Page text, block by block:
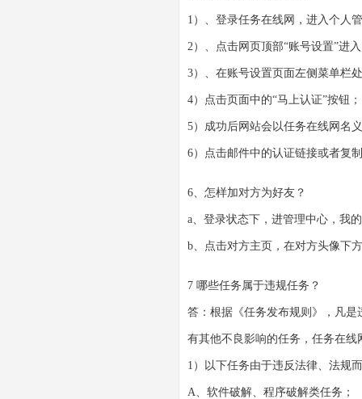
1）、登录任务在线网，进入个人
2）、点击网页顶部“账号设置”进
3）、在账号设置页面左侧菜单栏
4）点击页面中的“马上认证”按钮
5）成功后网站会以任务在线网名
6）点击邮件中的认证链接或者复
6、怎样加对方为好友？
a、登录状态下，进管理中心，我
b、点击对方主页，在对方头像下
7 哪些任务属于违规任务？
答：根据《任务发布规则》，凡
有其他不良影响的任务，任务在线
1）以下任务由于违反法律、法规
A、软件破解、程序破解类任务；